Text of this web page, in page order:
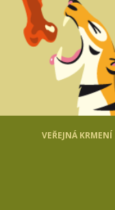
VEŘEJNÁ KRMENÍ